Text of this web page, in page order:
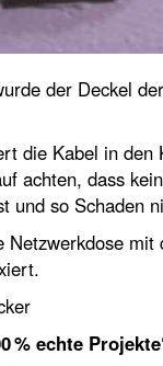
der Deckel
die Kabel in den
achten, dass
und so Schaden
Netzwerkdose mit
% echte